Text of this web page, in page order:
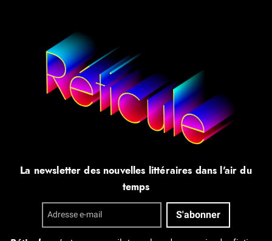
La newsletter des nouvelles littéraires dans l'air du
temps